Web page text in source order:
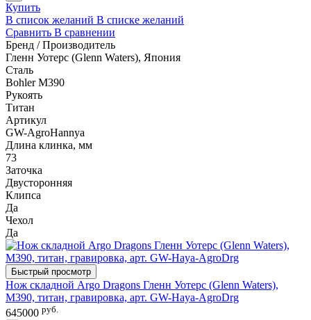
Купить
В список желаний В списке желаний
Сравнить В сравнении
Бренд / Производитель
Гленн Уотерс (Glenn Waters), Япония
Сталь
Bohler M390
Рукоять
Титан
Артикул
GW-AgroHannya
Длина клинка, мм
73
Заточка
Двусторонняя
Клипса
Да
Чехол
Да
Быстрый просмотр
Нож складной Argo Dragons Гленн Уотерс (Glenn Waters),
M390, титан, гравировка, арт. GW-Haya-AgroDrg
645000 руб.